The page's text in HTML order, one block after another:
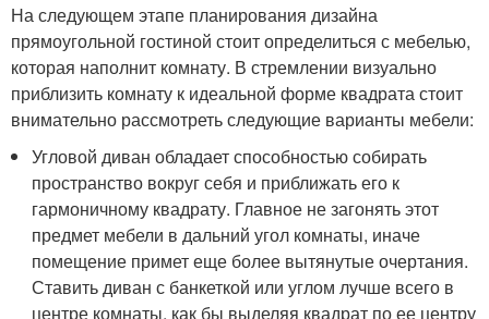
На следующем этапе планирования дизайна
прямоугольной гостиной стоит определиться с мебелью,
которая наполнит комнату. В стремлении визуально
приблизить комнату к идеальной форме квадрата стоит
внимательно рассмотреть следующие варианты мебели:
Угловой диван обладает способностью собирать
пространство вокруг себя и приближать его к
гармоничному квадрату. Главное не загонять этот
предмет мебели в дальний угол комнаты, иначе
помещение примет еще более вытянутые очертания.
Ставить диван с банкеткой или углом лучше всего в
центре комнаты, как бы выделяя квадрат по ее центру